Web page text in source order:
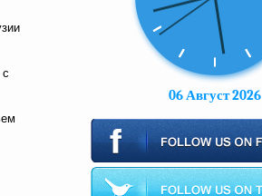
06 Август 2026